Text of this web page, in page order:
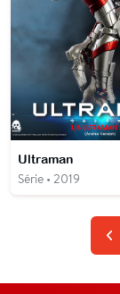
Ultraman
Série • 2019